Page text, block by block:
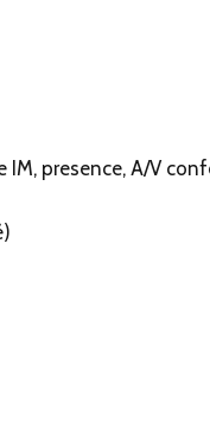
IM, presence, A/V